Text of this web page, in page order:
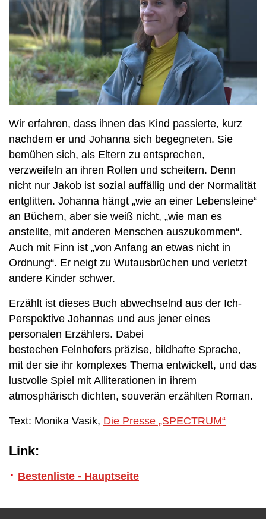
Wir erfahren, dass ihnen das Kind passierte, kurz
nachdem er und Johanna sich begegneten. Sie
bemühen sich, als Eltern zu entsprechen,
verzweifeln an ihren Rollen und scheitern. Denn
nicht nur Jakob ist sozial auffällig und der Normalität
entglitten. Johanna hängt „wie an einer Lebensleine“
an Büchern, aber sie weiß nicht, „wie man es
anstellte, mit anderen Menschen auszukommen“.
Auch mit Finn ist „von Anfang an etwas nicht in
Ordnung“. Er neigt zu Wutausbrüchen und verletzt
andere Kinder schwer.
Erzählt ist dieses Buch abwechselnd aus der Ich-
Perspektive Johannas und aus jener eines
personalen Erzählers. Dabei
bestechen Felnhofers präzise, bildhafte Sprache,
mit der sie ihr komplexes Thema entwickelt, und das
lustvolle Spiel mit Alliterationen in ihrem
atmosphärisch dichten, souverän erzählten Roman.
Text: Monika Vasik, Die Presse „SPECTRUM“
Link:
Bestenliste - Hauptseite